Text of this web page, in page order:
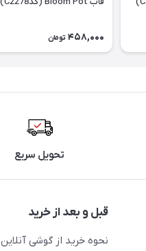
458,000 تومان
تحویل سریع
قبل و بعد از خرید
نحوه خرید از گوشی آنلاین